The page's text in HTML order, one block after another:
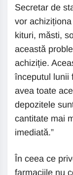
Secretar de
vor
kituri, măsti,
această
achiziție.
începutul lunii
avea toate
depozitele
cantitate mai
imediată.”
În ceea ce
farmaciile nu